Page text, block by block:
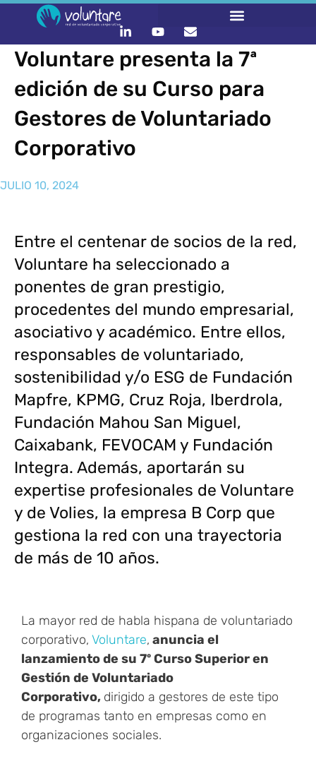
Voluntare presenta la 7ª
edición de su Curso para
Gestores de Voluntariado
Corporativo
JULIO 10, 2024
Entre el centenar de socios de la red,
Voluntare ha seleccionado a
ponentes de gran prestigio,
procedentes del mundo empresarial,
asociativo y académico. Entre ellos,
responsables de voluntariado,
sostenibilidad y/o ESG de Fundación
Mapfre, KPMG, Cruz Roja, Iberdrola,
Fundación Mahou San Miguel,
Caixabank, FEVOCAM y Fundación
Integra. Además, aportarán su
expertise profesionales de Voluntare
y de Volies, la empresa B Corp que
gestiona la red con una trayectoria
de más de 10 años.
La mayor red de habla hispana de voluntariado
corporativo, Voluntare, anuncia el
lanzamiento de su 7º Curso Superior en
Gestión de Voluntariado
Corporativo, dirigido a gestores de este tipo
de programas tanto en empresas como en
organizaciones sociales.